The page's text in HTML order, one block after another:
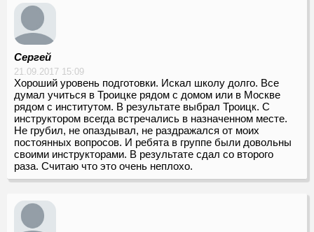
Сергей
21.09.2017 15:09
Хороший уровень подготовки. Искал школу долго. Все
думал учиться в Троицке рядом с домом или в Москве
рядом с институтом. В результате выбрал Троицк. С
инструктором всегда встречались в назначенном месте.
Не грубил, не опаздывал, не раздражался от моих
постоянных вопросов. И ребята в группе были довольны
своими инструкторами. В результате сдал со второго
раза. Считаю что это очень неплохо.